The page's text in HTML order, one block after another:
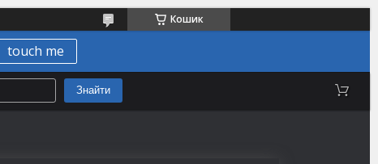
Кошик
touch me
Знайти